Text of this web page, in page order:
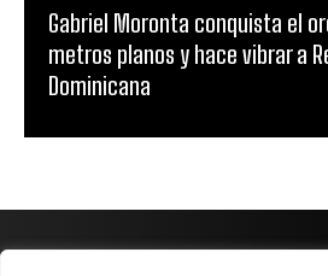
Gabriel Moronta conquista el
metros planos y hace vibrar a
Dominicana